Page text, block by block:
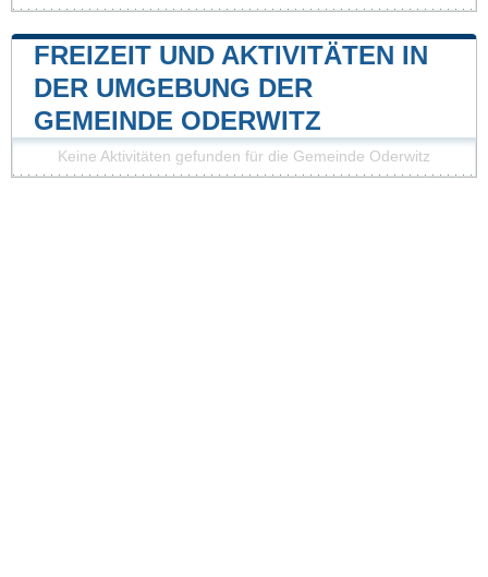
FREIZEIT UND AKTIVITÄTEN IN
DER UMGEBUNG DER
GEMEINDE ODERWITZ
Keine Aktivitäten gefunden für die Gemeinde Oderwitz